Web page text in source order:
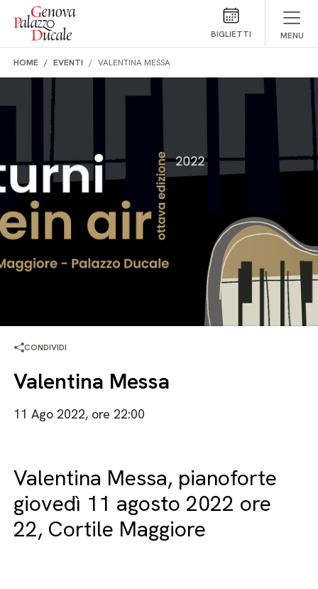
Salta al contenuto
BIGLIETTI MENU
HOME EVENTI VALENTINA MESSA
CONDIVIDI
Valentina Messa
11 Ago 2022, ore 22:00
Valentina Messa, pianoforte
giovedì 11 agosto 2022 ore
22, Cortile Maggiore